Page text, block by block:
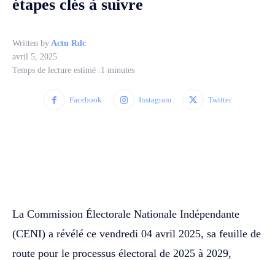
étapes clés à suivre
Written by Actu Rdc
avril 5, 2025
Temps de lecture estimé :1 minutes
Facebook Instagram Twitter
La Commission Électorale Nationale Indépendante
(CENI) a révélé ce vendredi 04 avril 2025, sa feuille de
route pour le processus électoral de 2025 à 2029,